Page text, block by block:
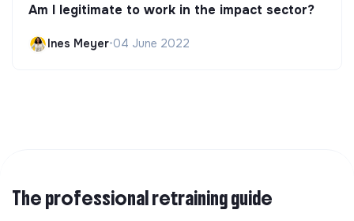
Am I legitimate to work in the impact sector?
Ines Meyer•04 June 2022
The professional retraining guide